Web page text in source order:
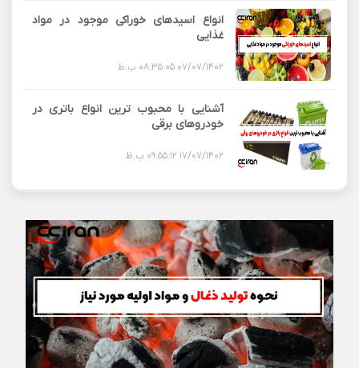
انواع اسیدهای خوراکی موجود در مواد
غذایی
07/07/1402 08:35:05 ب.ظ
آشنایی با محبوب ترین انواع باتری در
خودروهای برقی
17/07/1402 09:55:12 ب.ظ